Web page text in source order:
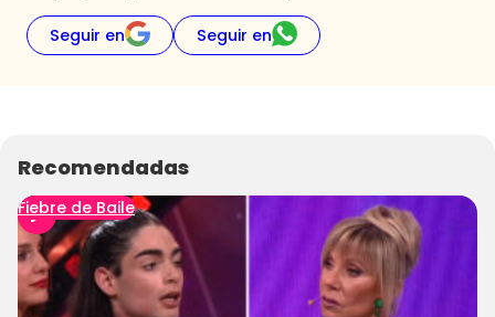
Seguir en Seguir en
Recomendadas
Fiebre de Baile